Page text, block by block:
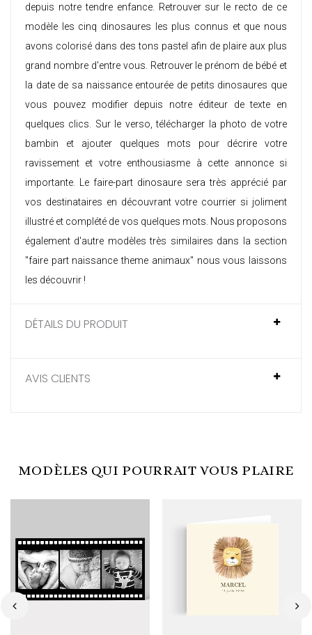
depuis notre tendre enfance. Retrouver sur le recto de ce
modèle les cinq dinosaures les plus connus et que nous
avons colorisé dans des tons pastel afin de plaire aux plus
grand nombre d'entre vous. Retrouver le prénom de bébé et
la date de sa naissance entourée de petits dinosaures que
vous pouvez modifier depuis notre éditeur de texte en
quelques clics. Sur le verso, télécharger la photo de votre
bambin et ajouter quelques mots pour décrire votre
ravissement et votre enthousiasme à cette annonce si
importante. Le faire-part dinosaure sera très apprécié par
vos destinataires en découvrant votre courrier si joliment
illustré et complété de vos quelques mots. Nous proposons
également d'autre modèles très similaires dans la section
"faire part naissance theme animaux" nous vous laissons
les découvrir !
DÉTAILS DU PRODUIT
AVIS CLIENTS
MODÈLES QUI POURRAIT VOUS PLAIRE